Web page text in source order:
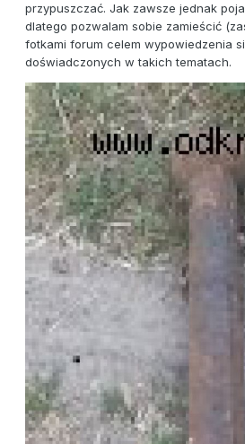
przypuszczać. Jak zawsze jednak
dlatego pozwalam sobie zamieścić
fotkami forum celem wypowiedzenia
doświadczonych w takich tematach.